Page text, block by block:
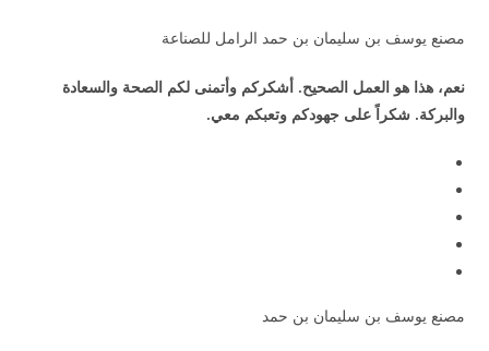
مصنع يوسف بن سليمان بن حمد الرامل للصناعة
نعم، هذا هو العمل الصحيح. أشكركم وأتمنى لكم الصحة والسعادة
والبركة. شكراً على جهودكم وتعبكم معي.
مصنع يوسف بن سليمان بن حمد